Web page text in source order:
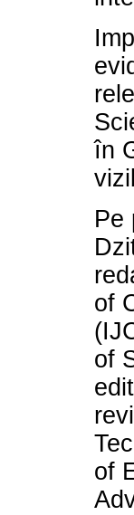
în
Pe
of
of
of